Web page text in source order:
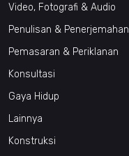
Video, Fotografi & Audio
Penulisan & Penerjemahan
Pemasaran & Periklanan
Konsultasi
Gaya Hidup
Lainnya
Konstruksi